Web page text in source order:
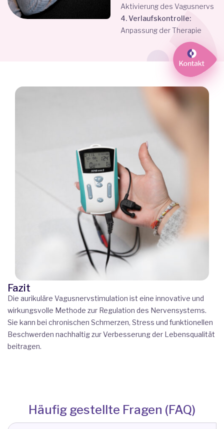
Aktivierung des Vagusnervs
4. Verlaufskontrolle:
Anpassung der Therapie
Fazit
Die aurikuläre Vagusnervstimulation ist eine innovative und
wirkungsvolle Methode zur Regulation des Nervensystems.
Sie kann bei chronischen Schmerzen, Stress und funktionellen
Beschwerden nachhaltig zur Verbesserung der Lebensqualität
beitragen.
Häufig gestellte Fragen (FAQ)